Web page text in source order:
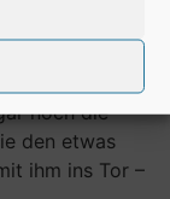
besser,
noch die
den etwas
ihm ins Tor –